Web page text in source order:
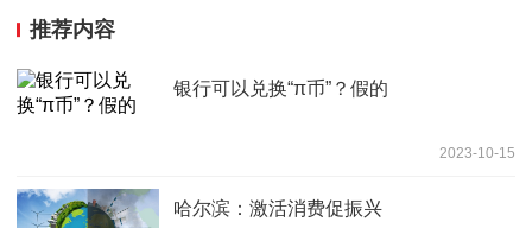
推荐内容
银行可以兑换“π币”？假的
2023-10-15
哈尔滨：激活消费促振兴